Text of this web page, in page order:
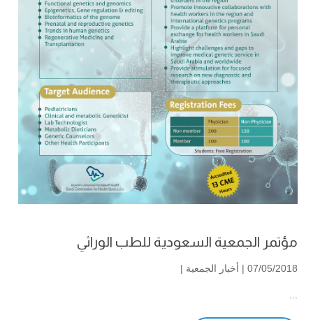
مؤتمر الجمعية السعودية للطب الوراثي
07/05/2018 | أخبار الجمعية |